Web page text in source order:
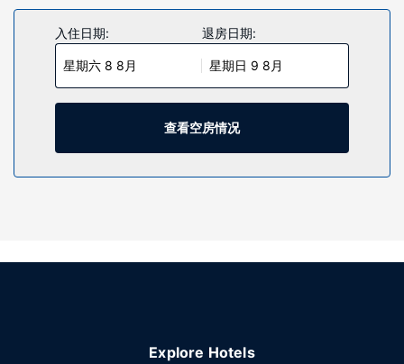
适。客房设有私人阳台。提供免费无线网络，方便您与朋友保
持联系；有线频道可满足您的娱乐需求。配备淋浴设施的私人
浴室提供免费洗浴用品和吹风机。
物业设施
您可到露台和花园欣赏美景，还可利用免费 WiFi等服务和设
在哈通度假村，您可以去餐厅享用美餐。每天 07:00 至 09:00
入住日期:
星期六 8 8月
退房日期:
星期日 9 8月
查看空房情况
Explore Hotels